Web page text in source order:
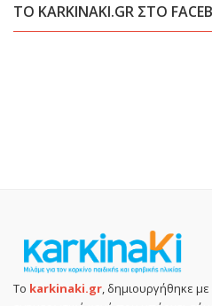
ΤΟ KARKINAKI.GR ΣΤΟ
Το karkinaki.gr , δημιουργήθηκε